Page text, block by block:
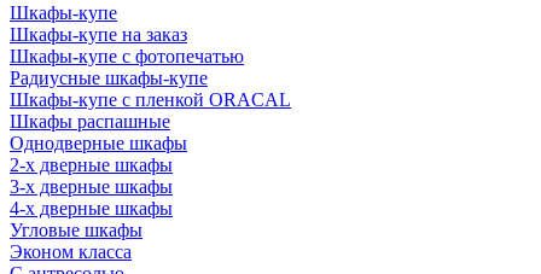
Шкафы-купе
Шкафы-купе на заказ
Шкафы-купе с фотопечатью
Радиусные шкафы-купе
Шкафы-купе с пленкой ORACAL
Шкафы распашные
Однодверные шкафы
2-х дверные шкафы
3-х дверные шкафы
4-х дверные шкафы
Угловые шкафы
Эконом класса